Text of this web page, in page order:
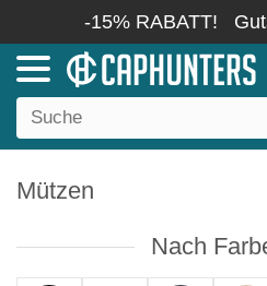
-15% RABATT!
Mützen
Nach